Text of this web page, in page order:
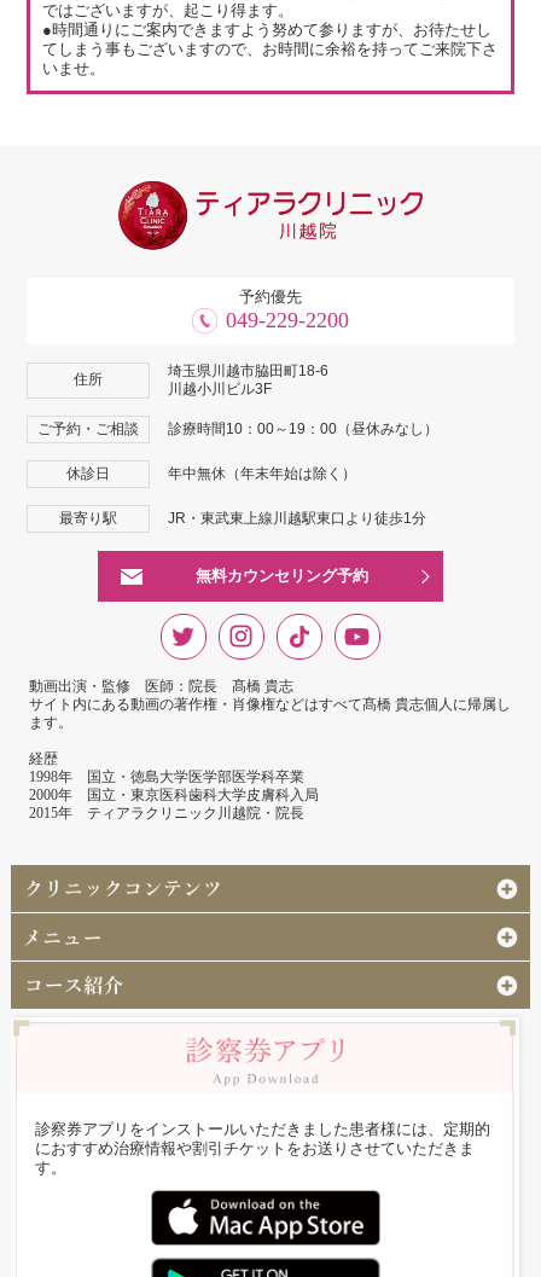
ではございますが、起こり得ます。
●時間通りにご案内できますよう努めて参りますが、お待たせし
てしまう事もございますので、お時間に余裕を持ってご来院下さ
いませ。
予約優先
049-229-2200
住所
埼玉県川越市脇田町18-6
川越小川ビル3F
ご予約・ご相談 診療時間10：00～19：00（昼休みなし）
休診日 年中無休（年末年始は除く）
最寄り駅 JR・東武東上線川越駅東口より徒歩1分
無料カウンセリング予約
動画出演・監修 医師：院長 髙橋 貴志
サイト内にある動画の著作権・肖像権などはすべて髙橋 貴志個人に帰属し
ます。
経歴
1998年 国立・徳島大学医学部医学科卒業
2000年 国立・東京医科歯科大学皮膚科入局
2015年 ティアラクリニック川越院・院長
診察券アプリをインストールいただきました患者様には、定期的
におすすめ治療情報や割引チケットをお送りさせていただきま
す。